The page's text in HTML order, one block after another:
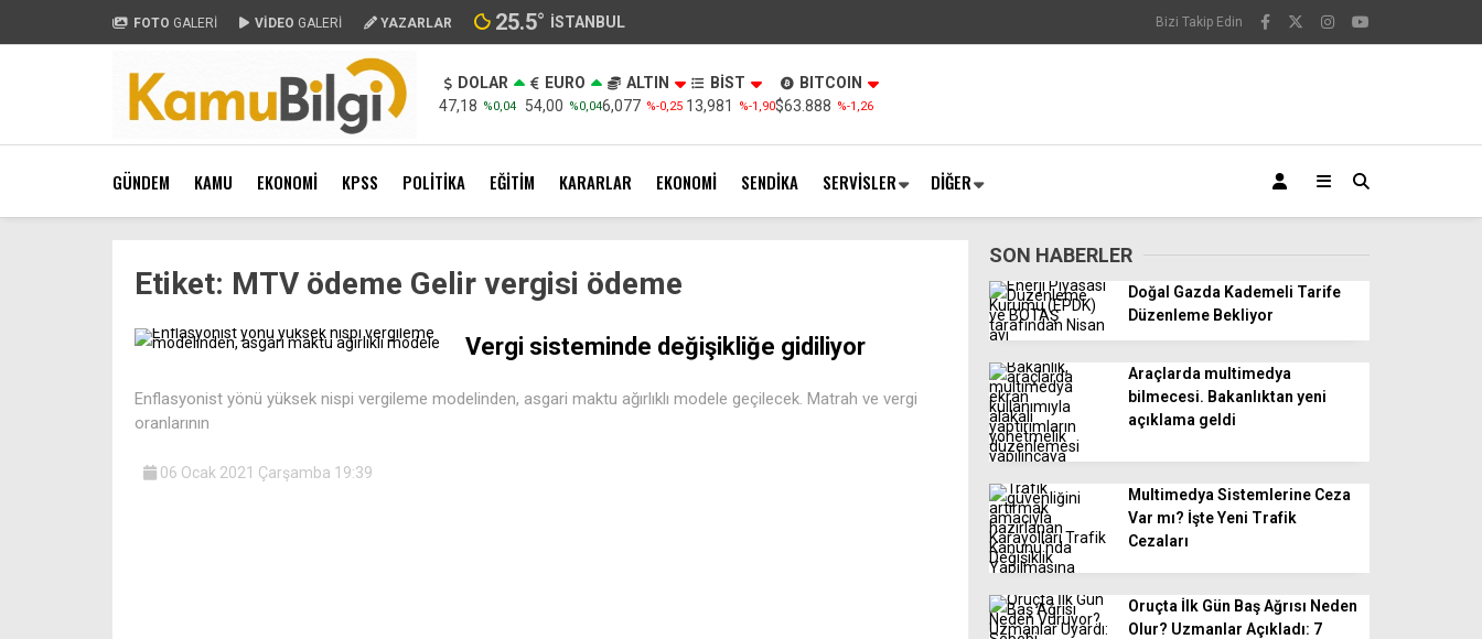
FOTO GALERİ VİDEO GALERİ YAZARLAR 25.5° İSTANBUL Bizi Takip Edin
DOLAR
47,18 %0,04
EURO
54,00 %0,04
ALTIN
6,077 %-0,25
BİST
13,981
%-1,90
BITCOIN
$63.888 %-1,26
GÜNDEM KAMU EKONOMİ KPSS POLİTİKA EĞİTİM KARARLAR EKONOMİ SENDİKA SERVİSLER DİĞER
Etiket: MTV ödeme Gelir vergisi ödeme
Vergi sisteminde değişikliğe gidiliyor
Enflasyonist yönü yüksek nispi vergileme modelinden, asgari maktu ağırlıklı modele geçilecek. Matrah ve vergi
oranlarının
06 Ocak 2021 Çarşamba 19:39
SON HABERLER
Doğal Gazda Kademeli Tarife
Düzenleme Bekliyor
Araçlarda multimedya
bilmecesi. Bakanlıktan yeni
açıklama geldi
Multimedya Sistemlerine Ceza
Var mı? İşte Yeni Trafik
Cezaları
Oruçta İlk Gün Baş Ağrısı Neden
Olur? Uzmanlar Açıkladı: 7